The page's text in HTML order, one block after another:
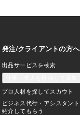
マならんし。
る家もナイ
んな中で「練
なり「苦労」
仲間は毎日を
なって